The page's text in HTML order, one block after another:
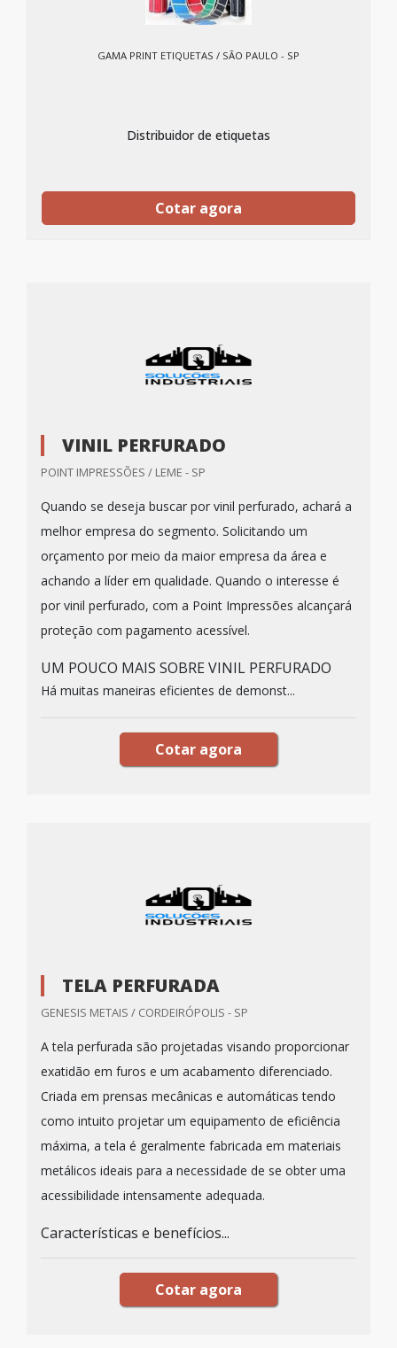
GAMA PRINT ETIQUETAS / SÃO PAULO - SP
Distribuidor de etiquetas
Cotar agora
VINIL PERFURADO
POINT IMPRESSÕES / LEME - SP
Quando se deseja buscar por vinil perfurado, achará a
melhor empresa do segmento. Solicitando um
orçamento por meio da maior empresa da área e
achando a líder em qualidade. Quando o interesse é
por vinil perfurado, com a Point Impressões alcançará
proteção com pagamento acessível.
UM POUCO MAIS SOBRE VINIL PERFURADO
Há muitas maneiras eficientes de demonst...
Cotar agora
TELA PERFURADA
GENESIS METAIS / CORDEIRÓPOLIS - SP
A tela perfurada são projetadas visando proporcionar
exatidão em furos e um acabamento diferenciado.
Criada em prensas mecânicas e automáticas tendo
como intuito projetar um equipamento de eficiência
máxima, a tela é geralmente fabricada em materiais
metálicos ideais para a necessidade de se obter uma
acessibilidade intensamente adequada.
Características e benefícios...
Cotar agora